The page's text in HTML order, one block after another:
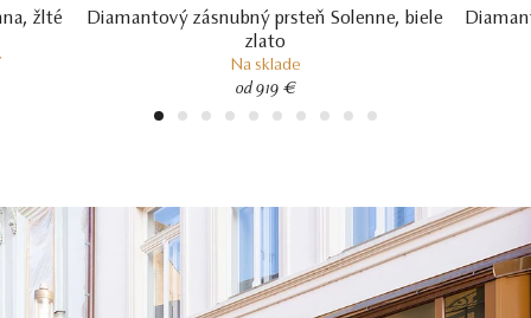
žlté
Diamantový zásnubný prsteň Solenne, biele
zlato
Na sklade
od 919 €
1 2 3 4 5 6 7 8 9 10